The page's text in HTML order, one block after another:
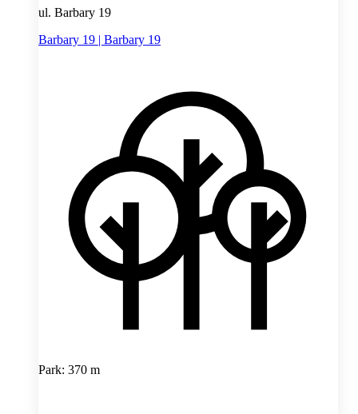
ul. Barbary 19
Barbary 19 | Barbary 19
Park: 370 m